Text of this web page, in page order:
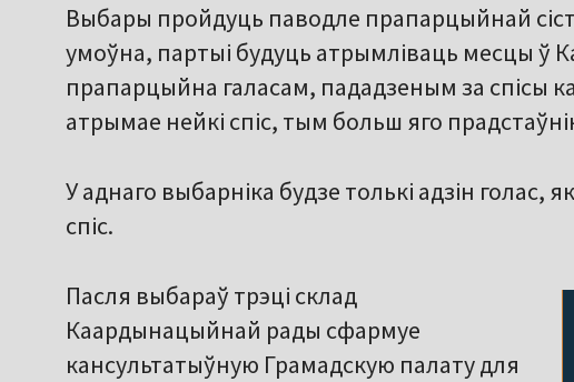
Выбары пройдуць паводле прапарцыйнай
умоўна, партыі будуць атрымліваць месцы ў
прапарцыйна галасам, пададзеным за спісы
атрымае нейкі спіс, тым больш яго
У аднаго выбарніка будзе толькі адзін голас,
спіс.
Пасля выбараў трэці склад
Каардынацыйнай рады сфармуе
кансультатыўную Грамадскую палату для